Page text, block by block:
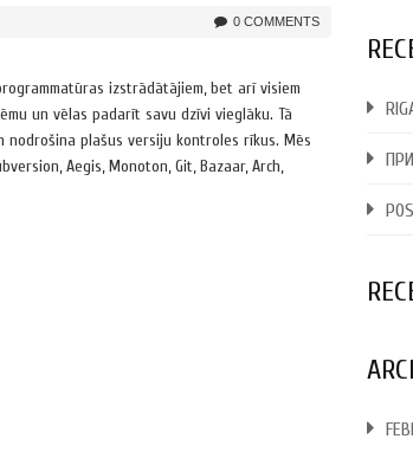
0 COMMENTS
izstrādātājiem, bet arī visiem
un vēlas padarīt savu dzīvi vieglāku. Tā
plašus versiju kontroles rīkus. Mēs
Aegis, Monoton, Git, Bazaar, Arch,